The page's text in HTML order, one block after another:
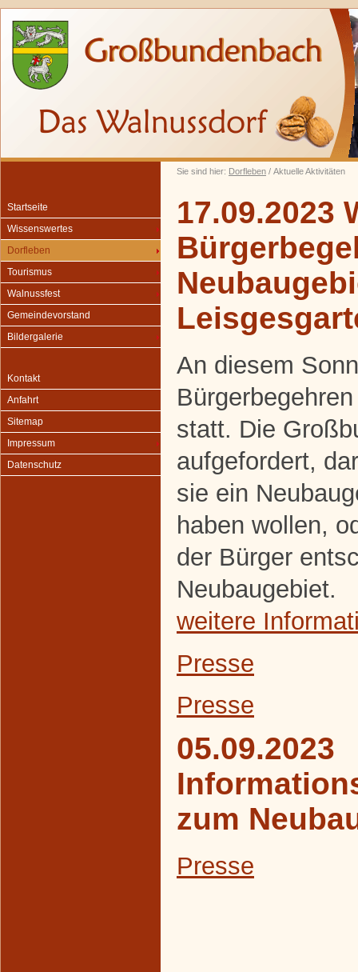
Sie sind hier: Dorfleben / Aktuelle Aktivitäten
Startseite
Wissenswertes
Dorfleben
Tourismus
Walnussfest
Gemeindevorstand
Bildergalerie
Kontakt
Anfahrt
Sitemap
Impressum
Datenschutz
17.09.2023
An diesem
statt. Die
aufgefordert,
sie ein
haben wollen,
der Bürger
Neubaugebiet.
weitere
Presse
Presse
05.09.2023
zum
Presse